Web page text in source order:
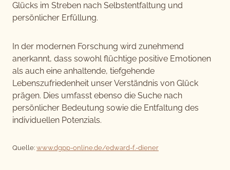
Glücks im Streben nach Selbstentfaltung und
persönlicher Erfüllung.
In der modernen Forschung wird zunehmend
anerkannt, dass sowohl flüchtige positive Emotionen
als auch eine anhaltende, tiefgehende
Lebenszufriedenheit unser Verständnis von Glück
prägen. Dies umfasst ebenso die Suche nach
persönlicher Bedeutung sowie die Entfaltung des
individuellen Potenzials.
Quelle: www.dgpp-online.de/edward-f.-diener